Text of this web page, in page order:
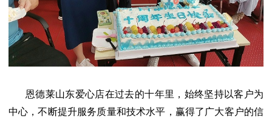
恩德莱山东爱心店在过去的十年里，始终坚持以客户为
中心，不断提升服务质量和技术水平，赢得了广大客户的信